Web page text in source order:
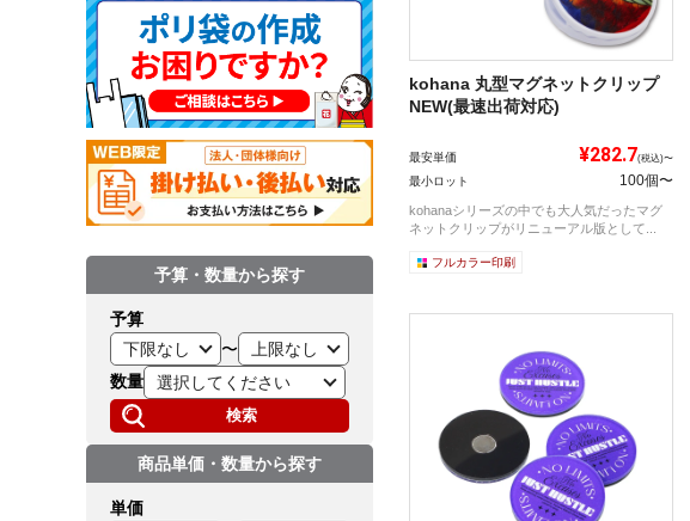
kohana 丸型マグネットクリップ
NEW(最速出荷対応)
最安単価 ¥282.7(税込)〜
最小ロット 100個〜
kohanaシリーズの中でも大人気だったマグ
ネットクリップがリニューアル版として...
フルカラー印刷
予算・数量から探す
予算
〜
数量
検索
商品単価・数量から探す
単価